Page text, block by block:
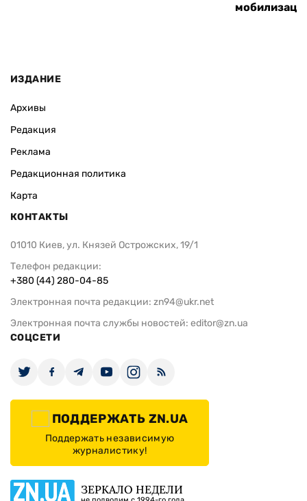
ИЗДАНИЕ
Архивы
Редакция
Реклама
Редакционная политика
Карта
КОНТАКТЫ
01010 Киев, ул. Князей Острожских, 19/1
Телефон редакции:
+380 (44) 280-04-85
Электронная почта редакции: zn94@ukr.net
Электронная почта службы новостей: editor@zn.ua
СОЦСЕТИ
ПОДДЕРЖАТЬ ZN.UA
Поддержать независимую
журналистику!
ЗЕРКАЛО НЕДЕЛИ